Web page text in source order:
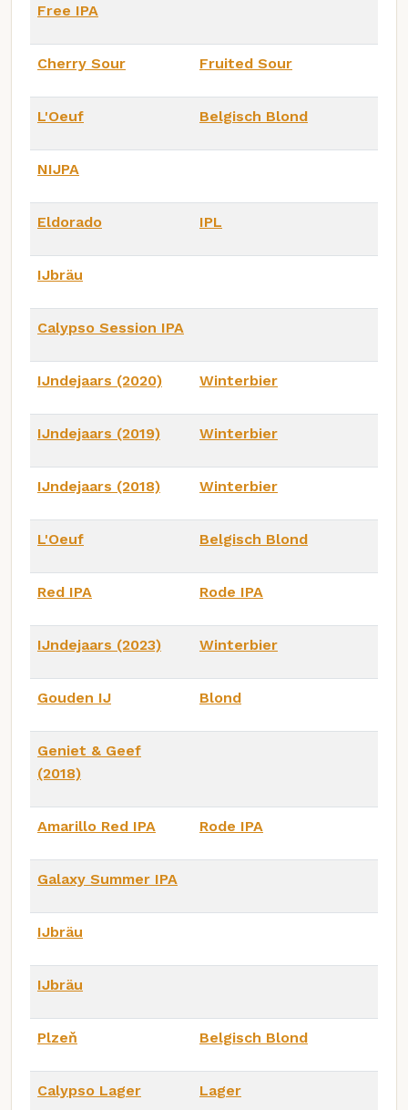
Free IPA
Cherry Sour Fruited Sour
L'Oeuf Belgisch Blond
NIJPA
Eldorado IPL
IJbräu
Calypso Session IPA
IJndejaars (2020) Winterbier
IJndejaars (2019) Winterbier
IJndejaars (2018) Winterbier
L'Oeuf Belgisch Blond
Red IPA Rode IPA
IJndejaars (2023) Winterbier
Gouden IJ Blond
Geniet & Geef
(2018)
Amarillo Red IPA Rode IPA
Galaxy Summer IPA
IJbräu
IJbräu
Plzeň Belgisch Blond
Calypso Lager Lager